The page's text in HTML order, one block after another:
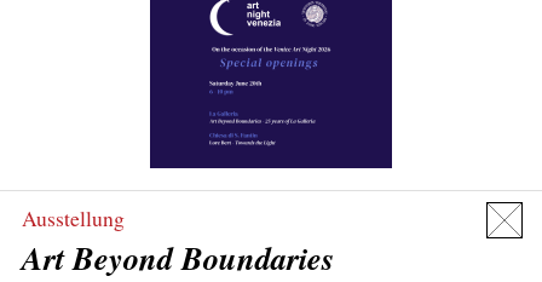
Ausstellung
Art Beyond Boundaries